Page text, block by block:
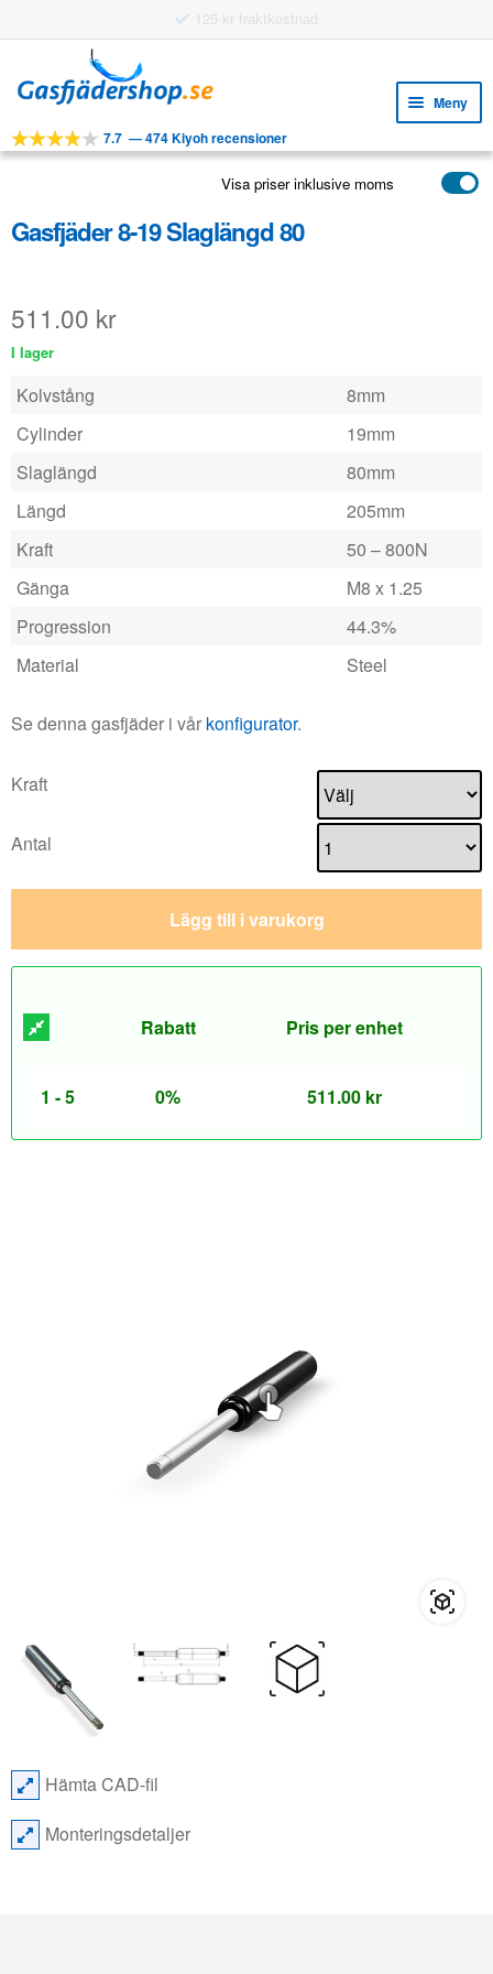
125 kr fraktkostnad
till
navigering
till
innehåll
Meny
VERKTYG
APPLIKATIONER
VANLIGA FRÅGOR
7.7 —474 Kiyoh recensioner
Visa priser inklusive moms
Gasfjäder 8-19 Slaglängd 80
511.00 kr
I lager
Kolvstång
8mm
Cylinder
19mm
Slaglängd
80mm
Längd
205mm
Kraft
50 – 800N
Gänga
M8 x 1.25
Progression
44.3%
Material
Steel
Se denna gasfjäder i vår konfigurator.
Kraft
Antal
Lägg till i varukorg
Rabatt Pris per enhet
1 - 5 0% 511.00 kr
Hämta CAD-fil
Monteringsdetaljer